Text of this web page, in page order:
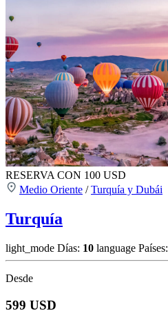
RESERVA CON 100 USD
Medio Oriente /Turquía y Dubái
Turquía
light_mode Días: 10 language Países:
Desde
599 USD